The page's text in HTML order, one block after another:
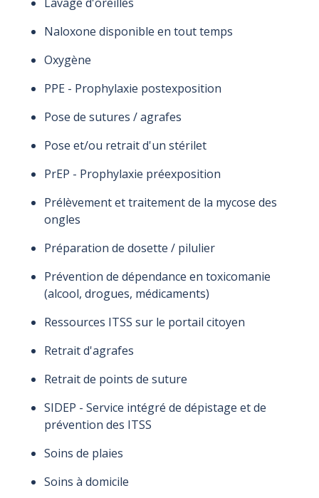
répondants: 819-
491-9000
psychosociale:
819-491-9777
répondants: 819-
491-9000
psychosociale:
819-491-9777
répondants: 819-
491-9000
psychosociale:
819-491-9777
répondants: 819-
491-9000
psychosociale:
819-491-9777
répondants: 819-
491-9000
psychosociale:
819-491-9777
Naloxone disponible en tout temps
Oxygène
PPE - Prophylaxie postexposition
Pose de sutures / agrafes
Pose et/ou retrait d'un stérilet
PrEP - Prophylaxie préexposition
Prélèvement et traitement de la mycose des
ongles
Préparation de dosette / pilulier
Prévention de dépendance en toxicomanie
(alcool, drogues, médicaments)
Ressources ITSS sur le portail citoyen
Retrait d'agrafes
Retrait de points de suture
SIDEP - Service intégré de dépistage et de
prévention des ITSS
Soins de plaies
Soins à domicile